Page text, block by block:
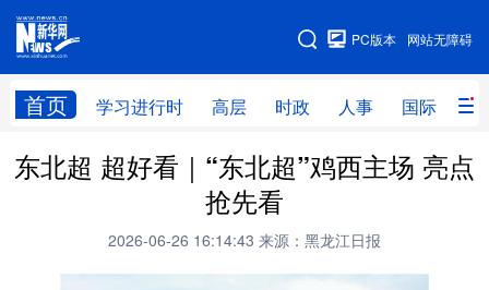
网站无障碍
PC版本
首页 学习进行时 高层 时政 人事 国际 财
网站地图
学习进行时 高层 时政 人事
全球连线
东北超 超好看｜“东北超”鸡西主场 亮点
抢先看
2026-06-26 16:14:43 来源：黑龙江日报